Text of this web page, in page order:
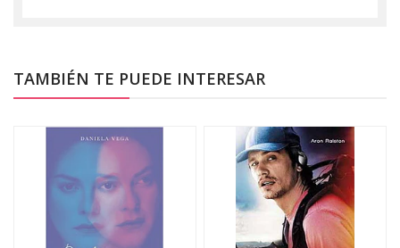
TAMBIÉN TE PUEDE INTERESAR